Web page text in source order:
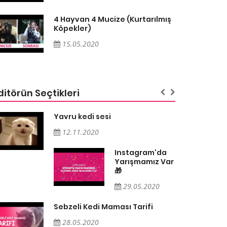
4 Hayvan 4 Mucize (Kurtarılmış
Köpekler)
15.05.2020
Seçtikleri
Yavru kedi sesi
12.11.2020
Instagram'da
Yarışmamız Var
🎁
29.05.2020
Sebzeli Kedi Maması Tarifi
28.05.2020